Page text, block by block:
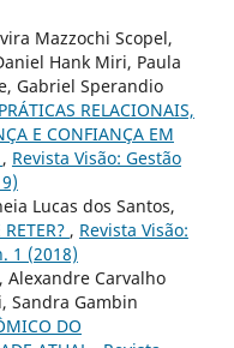
Mazzochi Scopel,
Hank Miri, Paula
Gabriel Sperandio
PRÁTICAS RELACIONAIS,
E CONFIANÇA EM
, Revista Visão: Gestão
Lucas dos Santos,
, Revista Visão:
1 (2018)
Alexandre Carvalho
Sandra Gambin
DO